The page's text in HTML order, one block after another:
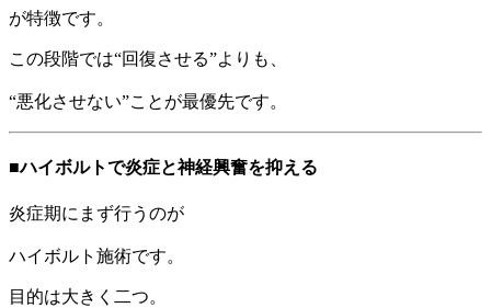
が特徴です。
この段階では“回復させる”よりも、
“悪化させない”ことが最優先です。
■ハイボルトで炎症と神経興奮を抑える
炎症期にまず行うのが
ハイボルト施術です。
目的は大きく二つ。